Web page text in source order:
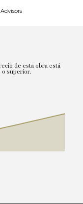
de esta obra está
o superior.